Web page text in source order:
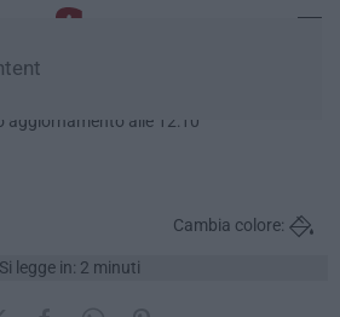
aggiornamento alle 12:10
Si legge in: 2 minuti
Cambia colore: